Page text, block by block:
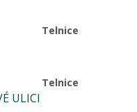
Telnice
Telnice
ULICI